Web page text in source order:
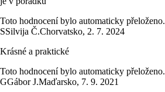
Toto hodnocení bylo automaticky přeloženo.
SSilvija Č.Chorvatsko, 2. 7. 2024
Krásné a praktické
Toto hodnocení bylo automaticky přeloženo.
GGábor J.Maďarsko, 7. 9. 2021